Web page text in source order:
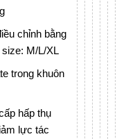
chỉnh bằng
M/L/XL
trong khuôn
hấp thụ
lực tác